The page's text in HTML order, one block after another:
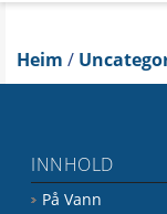
Heim /
INNHOLD
På Vann